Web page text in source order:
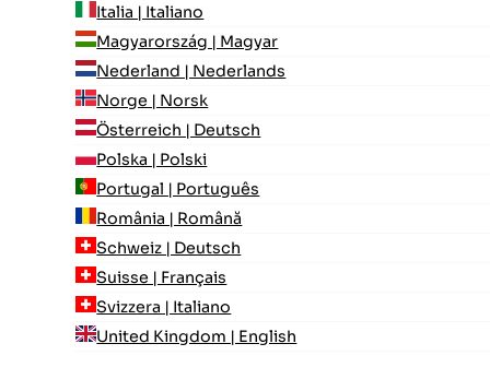
Italia | Italiano
Magyarország | Magyar
Nederland | Nederlands
Norge | Norsk
Österreich | Deutsch
Polska | Polski
Portugal | Português
România | Română
Schweiz | Deutsch
Suisse | Français
Svizzera | Italiano
United Kingdom | English